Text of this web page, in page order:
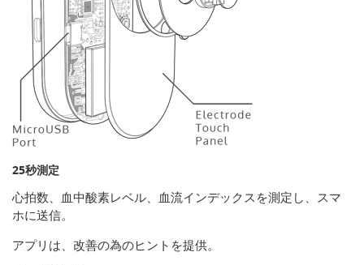
25秒測定
心拍数、血中酸素レベル、血流インデックスを測定し、スマ
ホに送信。
アプリは、改善の為のヒントを提供。